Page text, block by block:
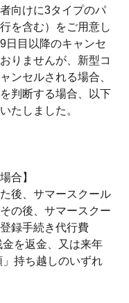
向けに3タイプのパ
を含む）をご用意し
日目以降のキャンセ
りませんが、新型コ
ンセルされる場合、
判断する場合、以下
たしました。
合】
後、サマースクール
の後、サマースクー
録手続き代行費
金を返金、又は来年
」持ち越しのいずれ